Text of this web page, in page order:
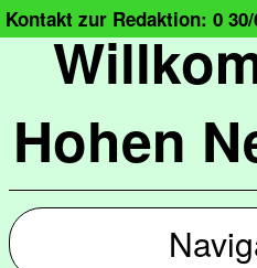
Hohen
Kontakt zur Redaktion: 0 30/